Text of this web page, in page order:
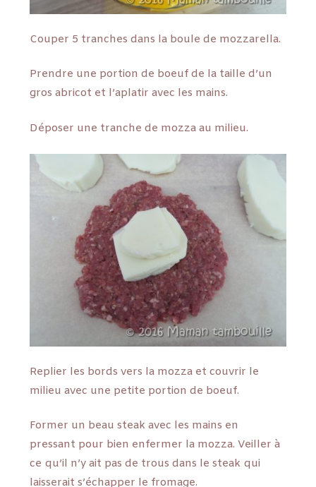
Couper 5 tranches dans la boule de mozzarella.
Prendre une portion de boeuf de la taille d’un
gros abricot et l’aplatir avec les mains.
Déposer une tranche de mozza au milieu.
Replier les bords vers la mozza et couvrir le
milieu avec une petite portion de boeuf.
Former un beau steak avec les mains en
pressant pour bien enfermer la mozza. Veiller à
ce qu’il n’y ait pas de trous dans le steak qui
laisserait s’échapper le fromage.